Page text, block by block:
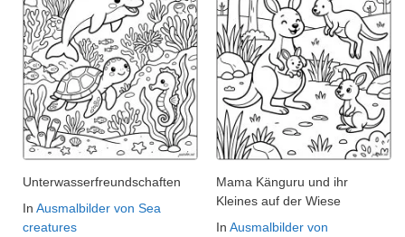
Unterwasserfreundschaften
In Ausmalbilder von Sea
creatures
Mama Känguru und ihr
Kleines auf der Wiese
In Ausmalbilder von